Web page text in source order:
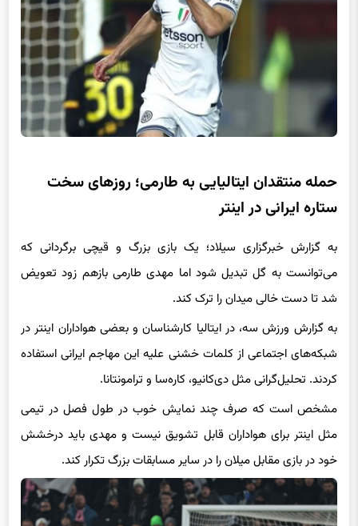
حمله منتقدان ایتالیایی به طارمی؛ روزهای سخت
ستاره ایرانی در اینتر
به گزارش خبرگزاری سیلاد؛ یک بازی بزرگ و قیچی برگردانی که
می‌توانست به گل تبدیل شود اما مهدی طارمی بازهم زود تعویض
شد تا دست خالی میدان را ترک کند.
به گزارش ورزش سه، در ایتالیا کارشناسان و بعضی هواداران اینتر در
شبکه‌های اجتماعی از کلمات خشنی علیه این مهاجم ایرانی استفاده
کردند. تحلیل‌گرانی مثل دی‌‎کانیو، کاره‌سا و ترامونتانا.
مشخص است که صرف چند نمایش خوب در طول فصل در تیمی
مثل اینتر برای هواداران قابل تشویق نیست و مهدی باید درخشش
خود در بازی مقابل میلان را در سایر مسابقات بزرگ تکرار کند.